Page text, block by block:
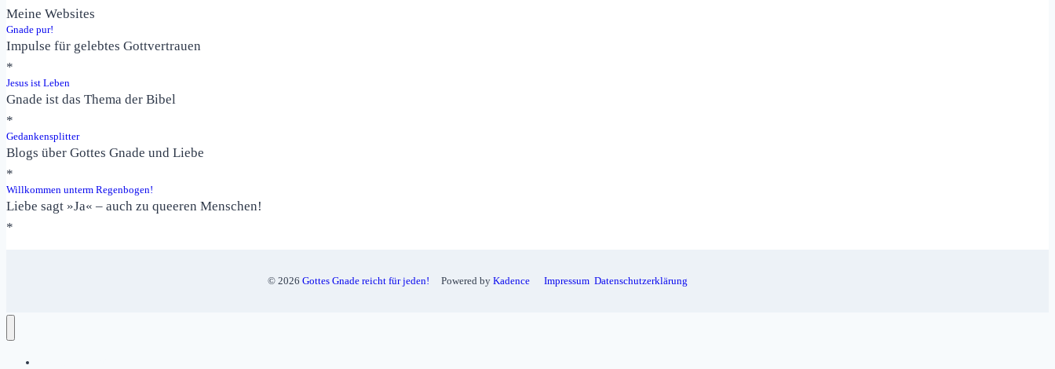
Meine Websites
Gnade pur!
Impulse für gelebtes Gottvertrauen
*
Jesus ist Leben
Gnade ist das Thema der Bibel
*
Gedankensplitter
Blogs über Gottes Gnade und Liebe
*
Willkommen unterm Regenbogen!
Liebe sagt »Ja« – auch zu queeren Menschen!
*
© 2026 Gottes Gnade reicht für jeden! Powered by Kadence Impressum Datenschutzerklärung